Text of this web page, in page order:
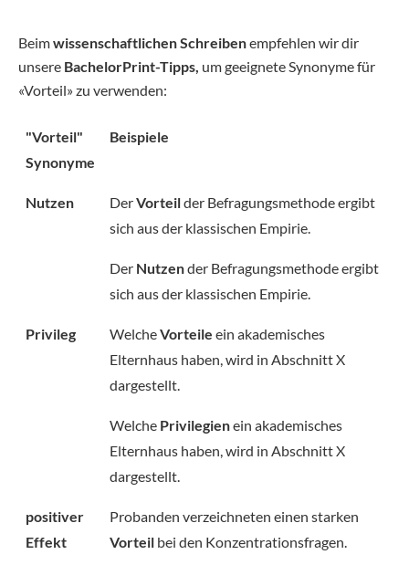
Beimwissenschaftlichen Schreibenempfehlen wir dir
unsere BachelorPrint-Tipps, um geeignete Synonyme für
«Vorteil» zu verwenden:
"Vorteil"
Synonyme
Beispiele
Nutzen DerVorteilder Befragungsmethode ergibt
sich aus der klassischen Empirie.
Der Nutzender Befragungsmethode ergibt
sich aus der klassischen Empirie.
Privileg WelcheVorteile ein akademisches
Elternhaus haben, wird in Abschnitt X
dargestellt.
Welche Privilegienein akademisches
Elternhaus haben, wird in Abschnitt X
dargestellt.
positiver
Effekt
Probanden verzeichneten einen starken
Vorteil bei den Konzentrationsfragen.